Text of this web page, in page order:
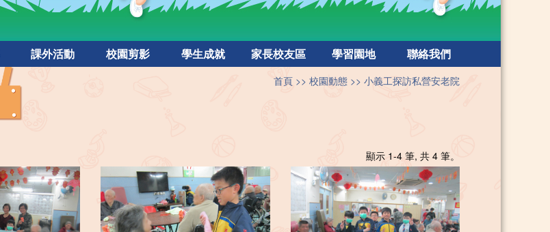
課外活動 校園剪影 學生成就 家長校友區 學習園地 聯絡我們
首頁 校園動態 小義工探訪私營安老院
顯示 1-4 筆, 共 4 筆。